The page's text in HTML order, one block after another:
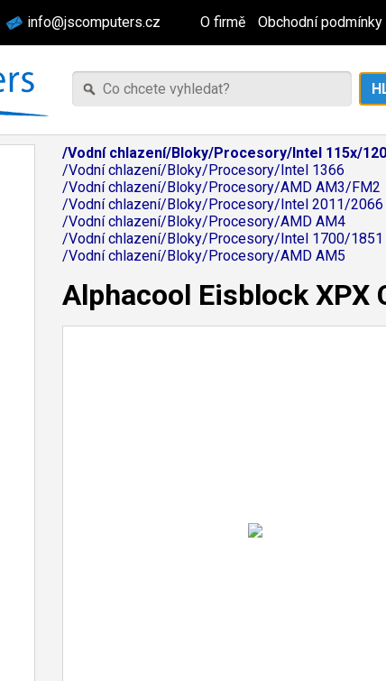
info@jscomputers.cz O firmě Obchodní podmínky
/Vodní chlazení/Bloky/Procesory/Intel 115x/
/Vodní chlazení/Bloky/Procesory/Intel 1366
/Vodní chlazení/Bloky/Procesory/AMD AM3/FM2
/Vodní chlazení/Bloky/Procesory/Intel 2011/2066
/Vodní chlazení/Bloky/Procesory/AMD AM4
/Vodní chlazení/Bloky/Procesory/Intel 1700/1851
/Vodní chlazení/Bloky/Procesory/AMD AM5
Alphacool Eisblock XPX